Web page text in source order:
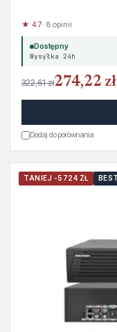
★ 4.7· 8 opinii
Dostępny
Wysyłka 24h
322,61 zł274,22 zł
Dodaj do porównania
TANIEJ -5724 ZŁ